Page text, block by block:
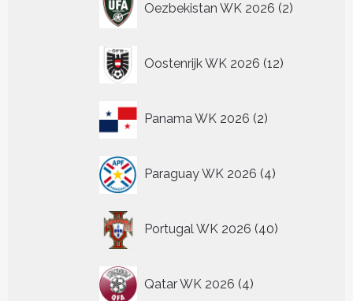
Oezbekistan WK 2026 2
producten
Oostenrijk WK 2026 12
producten
Panama WK 2026 2
producten
Paraguay WK 2026 4
producten
Portugal WK 2026 40
producten
Qatar WK 2026 4
producten